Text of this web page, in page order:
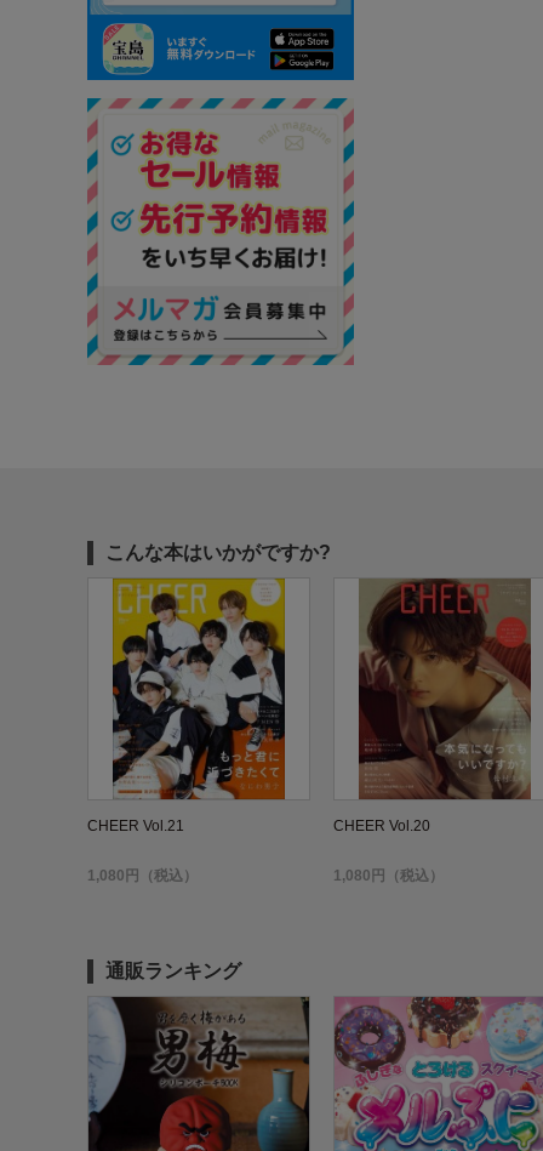
こんな本はいかがですか?
CHEER Vol.21
1,080円（税込）
CHEER Vol.20
1,080円（税込）
通販ランキング